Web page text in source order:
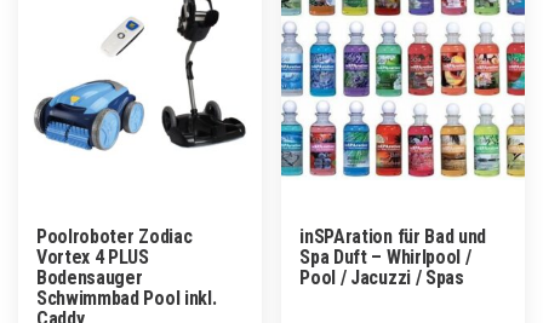
Poolroboter Zodiac
Vortex 4 PLUS
Bodensauger
Schwimmbad Pool inkl.
inSPAration für Bad und
Spa Duft – Whirlpool /
Pool / Jacuzzi / Spas